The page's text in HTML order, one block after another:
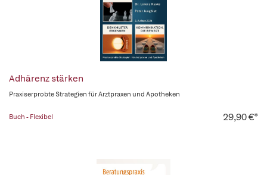
Adhärenz stärken
Praxiserprobte Strategien für Arztpraxen und Apotheken
Buch - Flexibel 29,90 €*